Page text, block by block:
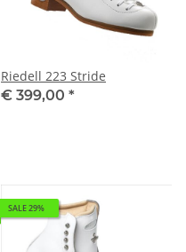
Riedell 223 Stride
€ 399,00 *
SALE 29%